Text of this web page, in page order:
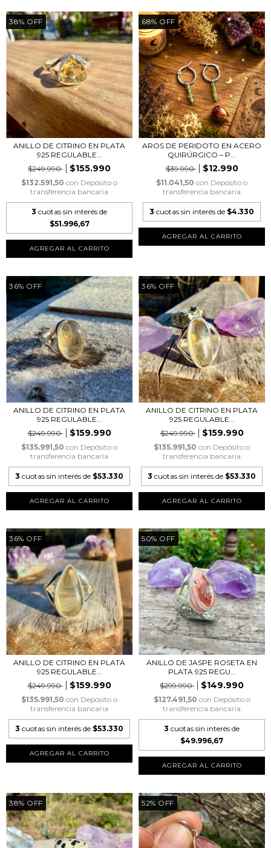
38% OFF
ANILLO DE CITRINO EN PLATA
925 REGULABLE...
$249.990
$155.990
$132.591,50 con Depósito o
transferencia bancaria
3 cuotas sin interés de
$51.996,67
68% OFF
AROS DE PERIDOTO EN ACERO
QUIRÚRGICO – P...
$39.990
$12.990
$11.041,50 con Depósito o
transferencia bancaria
3 cuotas sin interés de $4.330
36% OFF
ANILLO DE CITRINO EN PLATA
925 REGULABLE...
$249.990
$159.990
$135.991,50 con Depósito o
transferencia bancaria
3 cuotas sin interés de $53.330
36% OFF
ANILLO DE CITRINO EN PLATA
925 REGULABLE...
$249.990
$159.990
$135.991,50 con Depósito o
transferencia bancaria
3 cuotas sin interés de $53.330
36% OFF
ANILLO DE CITRINO EN PLATA
925 REGULABLE...
$249.990
$159.990
$135.991,50 con Depósito o
transferencia bancaria
3 cuotas sin interés de $53.330
50% OFF
ANILLO DE JASPE ROSETA EN
PLATA 925 REGU...
$299.990
$149.990
$127.491,50 con Depósito o
transferencia bancaria
3 cuotas sin interés de
$49.996,67
38% OFF 52% OFF